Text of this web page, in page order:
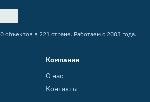
объектов в 221 стране. Работаем с 2003 года.
Компания
О нас
Контакты